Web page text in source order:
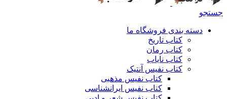
جستجو
دسته بندی فروشگاه ما
کتاب تاریخ
کتاب رمان
کتاب نایاب
کتاب نفیس آنتیک
کتاب نفیس مذهبی
کتاب نفیس ایرانشناسی